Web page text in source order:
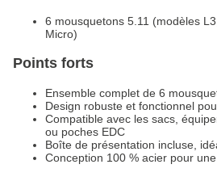
6 mousquetons 5.11 (modèles
Micro)
Points forts
Ensemble complet de 6
Design robuste et fonctionnel
Compatible avec les sacs,
ou poches EDC
Boîte de présentation incluse,
Conception 100 % acier pour